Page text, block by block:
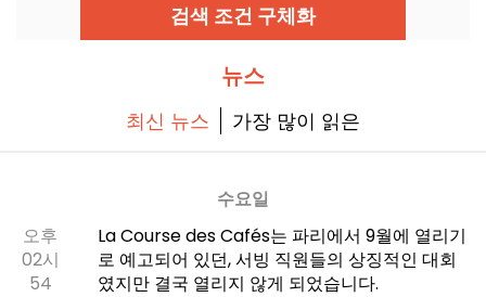
검색 조건 구체화
뉴스
최신 뉴스 가장 많이 읽은
수요일
오후
02시
54
La Course des Cafés는 파리에서 9월에 열리기
로 예고되어 있던, 서빙 직원들의 상징적인 대회
였지만 결국 열리지 않게 되었습니다.